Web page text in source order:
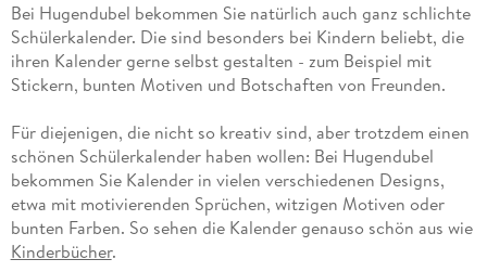
Bei Hugendubel bekommen Sie natürlich auch ganz schlichte
Schülerkalender. Die sind besonders bei Kindern beliebt, die
ihren Kalender gerne selbst gestalten - zum Beispiel mit
Stickern, bunten Motiven und Botschaften von Freunden.
Für diejenigen, die nicht so kreativ sind, aber trotzdem einen
schönen Schülerkalender haben wollen: Bei Hugendubel
bekommen Sie Kalender in vielen verschiedenen Designs,
etwa mit motivierenden Sprüchen, witzigen Motiven oder
bunten Farben. So sehen die Kalender genauso schön aus wie
Kinderbücher.